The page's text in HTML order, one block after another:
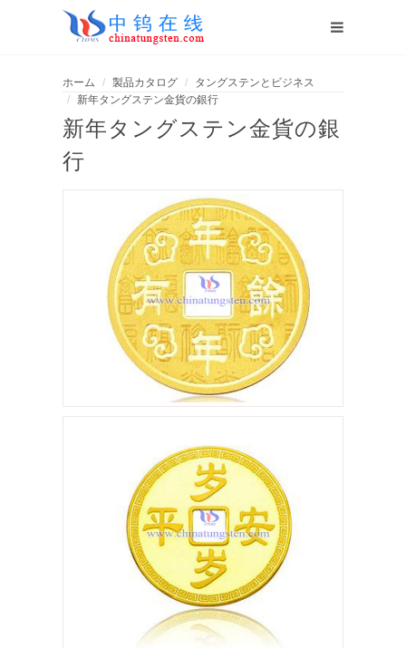
ホーム 製品カタログ
タングステンとビジネス
新年タングステン金貨の銀行
新年タングステン金貨の銀
行